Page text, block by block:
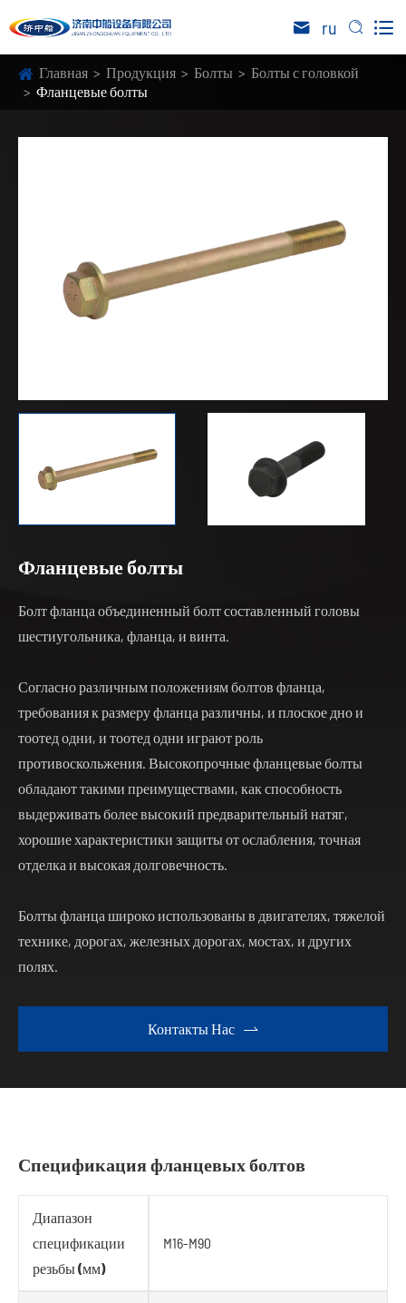
 ru  
Главная Продукция Болты
Болты с головкой
Фланцевые болты
Фланцевые болты
Болт фланца объединенный болт составленный головы
шестиугольника, фланца, и винта.
Согласно различным положениям болтов фланца,
требования к размеру фланца различны, и плоское дно и
тоотед одни, и тоотед одни играют роль
противоскольжения. Высокопрочные фланцевые болты
обладают такими преимуществами, как способность
выдерживать более высокий предварительный натяг,
хорошие характеристики защиты от ослабления, точная
отделка и высокая долговечность.
Болты фланца широко использованы в двигателях, тяжелой
технике, дорогах, железных дорогах, мостах, и других
полях.
Контакты Нас 
Спецификация фланцевых болтов
Диапазон
спецификации
резьбы (мм)
M16-M90